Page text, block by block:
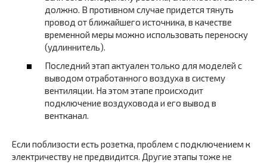
должно. В противном случае придется тянуть
провод от ближайшего источника, в качестве
временной меры можно использовать переноску
(удлиннитель).
Последний этап актуален только для моделей с
выводом отработанного воздуха в систему
вентиляции. На этом этапе происходит
подключение воздуховода и его вывод в
вентканал.
Если поблизости есть розетка, проблем с подключением к
электричеству не предвидится. Другие этапы тоже не